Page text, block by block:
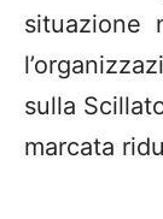
situazione
sulla
marcata